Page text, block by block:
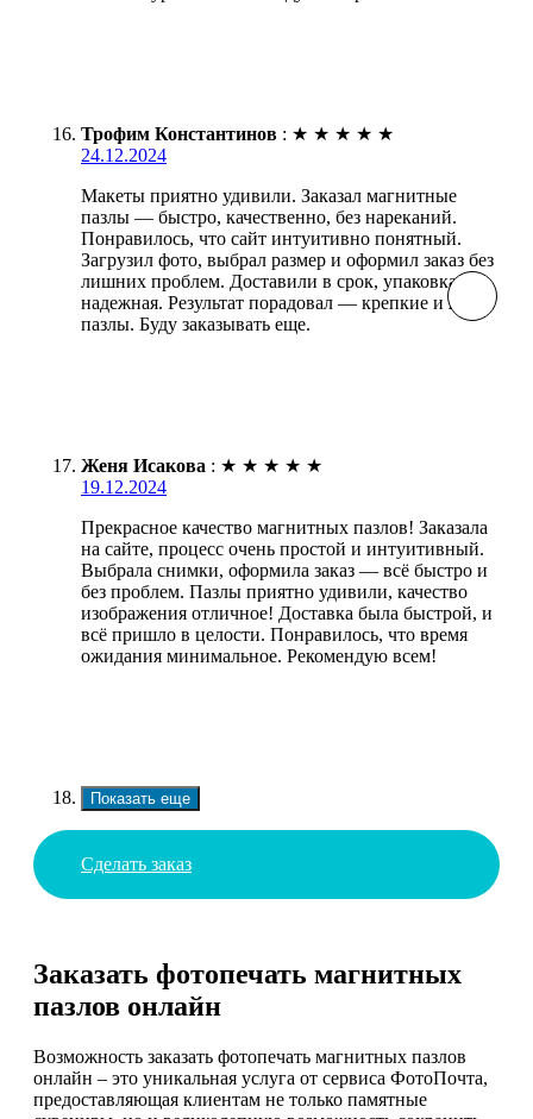
Трофим Константинов : ★ ★ ★ ★ ★
24.12.2024
Макеты приятно удивили. Заказал магнитные
пазлы — быстро, качественно, без нареканий.
Понравилось, что сайт интуитивно понятный.
Загрузил фото, выбрал размер и оформил заказ без
лишних проблем. Доставили в срок, упаковка
надежная. Результат порадовал — крепкие и яркие
пазлы. Буду заказывать еще.
Женя Исакова : ★ ★ ★ ★ ★
19.12.2024
Прекрасное качество магнитных пазлов! Заказала
на сайте, процесс очень простой и интуитивный.
Выбрала снимки, оформила заказ — всё быстро и
без проблем. Пазлы приятно удивили, качество
изображения отличное! Доставка была быстрой, и
всё пришло в целости. Понравилось, что время
ожидания минимальное. Рекомендую всем!
Показать еще
Сделать заказ
Заказать фотопечать магнитных
пазлов онлайн
Возможность заказать фотопечать магнитных пазлов
онлайн – это уникальная услуга от сервиса ФотоПочта,
предоставляющая клиентам не только памятные